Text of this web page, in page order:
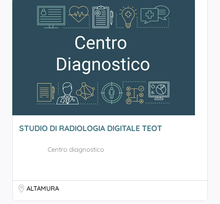
STUDIO DI RADIOLOGIA DIGITALE TEOT
Centro diagnostico
ALTAMURA